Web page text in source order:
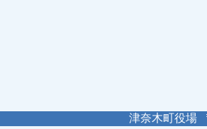
津奈木町役場